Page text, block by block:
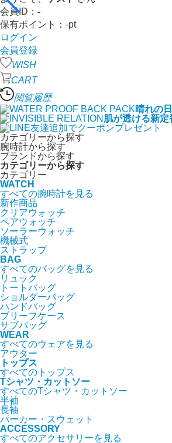
会員ID： -
保有ポイント： -pt
ログイン
会員登録
WISH
CART
閲覧履歴
晴れの
肌が透ける新
カテゴリーから探す
腕時計から探す
ブランドから探す
カテゴリーから探す
カテゴリー
WATCH
すべての腕時計を見る
新作商品
クリアウォッチ
ペアウォッチ
ソーラーウォッチ
機械式
ストラップ
BAG
すべてのバッグを見る
リュック
トートバッグ
ショルダーバッグ
ハンドバッグ
ブリーフケース
サブバッグ
WEAR
すべてのウェアを見る
アウター
トップス
すべてのトップス
Tシャツ・カットソー
すべてのTシャツ・カットソー
半袖
長袖
パーカー・スウェット
ACCESSORY
すべてのアクセサリーを見る